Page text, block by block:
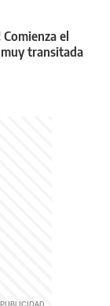
el
transitada